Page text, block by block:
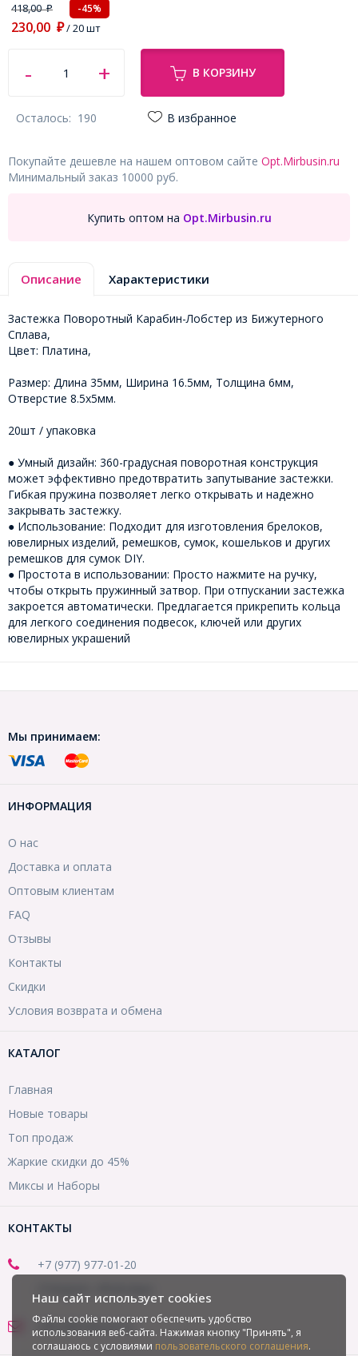
418,00₽ -45%
230,00 ₽/ 20 шт
В КОРЗИНУ
Осталось: 190 В избранное
Покупайте дешевле на нашем оптовом сайте Opt.Mirbusin.ru
Минимальный заказ 10000 руб.
Купить оптом на Opt.Mirbusin.ru
Описание Характеристики
Застежка Поворотный Карабин-Лобстер из Бижутерного
Сплава,
Цвет: Платина,
Размер: Длина 35мм, Ширина 16.5мм, Толщина 6мм,
Отверстие 8.5х5мм.
20шт / упаковка
● Умный дизайн: 360-градусная поворотная конструкция
может эффективно предотвратить запутывание застежки.
Гибкая пружина позволяет легко открывать и надежно
закрывать застежку.
● Использование: Подходит для изготовления брелоков,
ювелирных изделий, ремешков, сумок, кошельков и других
ремешков для сумок DIY.
● Простота в использовании: Просто нажмите на ручку,
чтобы открыть пружинный затвор. При отпускании застежка
закроется автоматически. Предлагается прикрепить кольца
для легкого соединения подвесок, ключей или других
ювелирных украшений
Мы принимаем:
ИНФОРМАЦИЯ
О нас
Доставка и оплата
Оптовым клиентам
FAQ
Отзывы
Контакты
Скидки
Условия возврата и обмена
КАТАЛОГ
Главная
Новые товары
Топ продаж
Жаркие скидки до 45%
Миксы и Наборы
КОНТАКТЫ
+7 (977) 977-01-20
office@mirbusin.ru
Наш сайт использует cookies
Файлы cookie помогают обеспечить удобство
использования веб-сайта. Нажимая кнопку "Принять", я
соглашаюсь с условиями пользовательского соглашения.